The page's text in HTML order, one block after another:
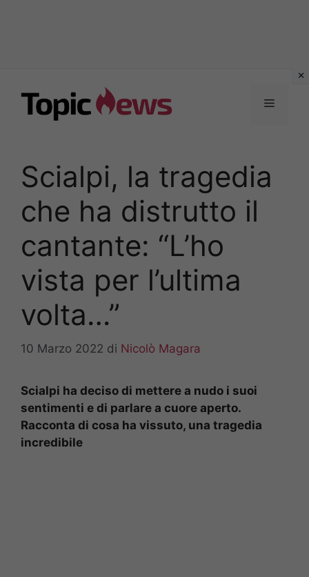
contenuto
Menu
Scialpi, la tragedia
che ha distrutto il
cantante: “L’ho
vista per l’ultima
volta…”
10 Marzo 2022 di Nicolò Magara
Scialpi ha deciso di mettere a nudo i suoi
sentimenti e di parlare a cuore aperto.
Racconta di cosa ha vissuto, una tragedia
incredibile